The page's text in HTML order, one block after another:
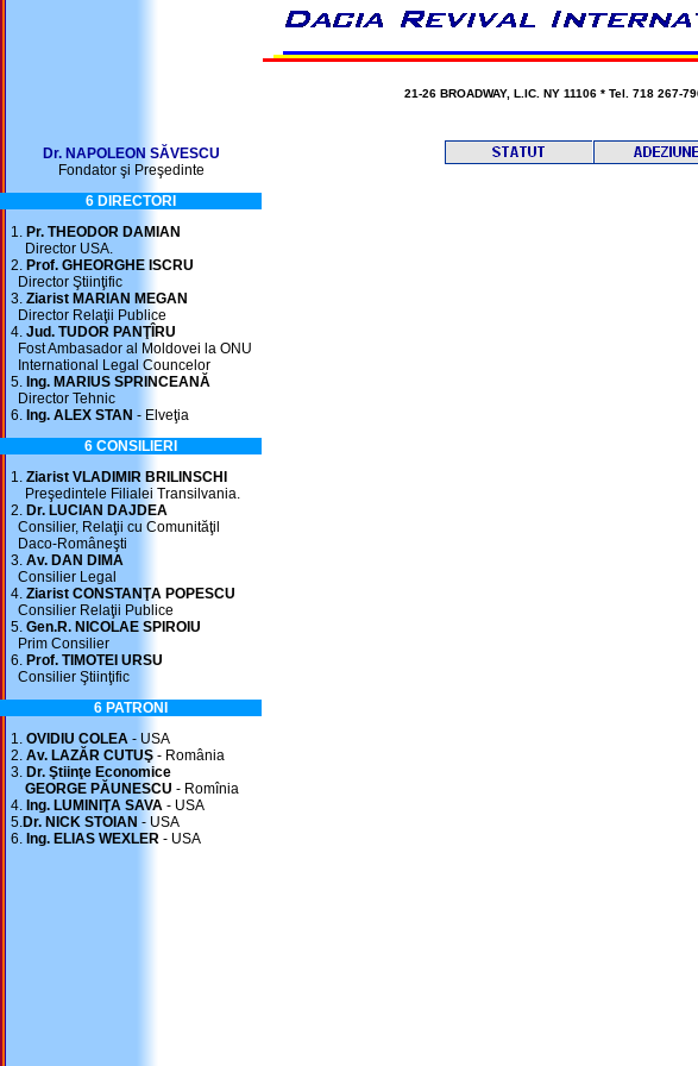
Dr. NAPOLEON SĂVESCU
Fondator şi Preşedinte
6 DIRECTORI
1. Pr. THEODOR DAMIAN
Director USA.
2. Prof. GHEORGHE ISCRU
Director Ştiinţific
3. Ziarist MARIAN MEGAN
Director Relaţii Publice
4. Jud. TUDOR PANŢÎRU
Fost Ambasador al Moldovei la ONU
International Legal Councelor
5. Ing. MARIUS SPRINCEANĂ
Director Tehnic
6. Ing. ALEX STAN - Elveţia
6 CONSILIERI
1. Ziarist VLADIMIR BRILINSCHI
Preşedintele Filialei Transilvania.
2. Dr. LUCIAN DAJDEA
Consilier, Relaţii cu Comunităţil
Daco-Româneşti
3. Av. DAN DIMA
Consilier Legal
4. Ziarist CONSTANŢA POPESCU
Consilier Relaţii Publice
5. Gen.R. NICOLAE SPIROIU
Prim Consilier
6. Prof. TIMOTEI URSU
Consilier Ştiinţific
6 PATRONI
1. OVIDIU COLEA - USA
2. Av. LAZĂR CUTUŞ - România
3. Dr. Ştiinţe Economice
GEORGE PĂUNESCU - Romînia
4. Ing. LUMINIŢA SAVA - USA
5.Dr. NICK STOIAN - USA
6. Ing. ELIAS WEXLER - USA
21-26 BROADWAY, L.IC. NY 11106 * Tel. 718 267-